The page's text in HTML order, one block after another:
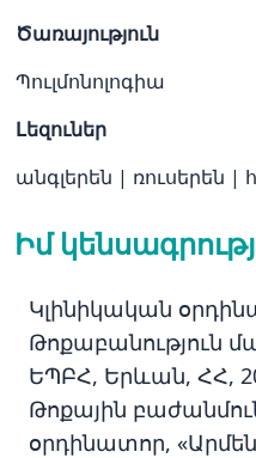
Ծառայություն
Պուլմոնոլոգիա
Լեզուներ
անգլերեն | ռուսերեն |
Իմ
Կլինիկական
Թոքաբանություն
ԵՊԲՀ, Երևան, ՀՀ,
Թոքային
օրդինատոր,